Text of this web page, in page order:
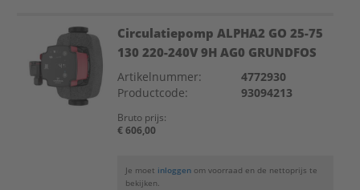
Circulatiepomp ALPHA2 GO 25-75
130 220-240V 9H AG0 GRUNDFOS
Artikelnummer:
4772930
Productcode:
93094213
Bruto prijs:
€ 606,00
Je moet inloggen om voorraad en de nettoprijs te
bekijken.